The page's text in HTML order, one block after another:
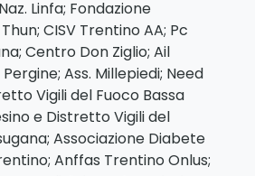
Linfa; Fondazione
CISV Trentino AA; Pc
Centro Don Ziglio; Ail
Ass. Millepiedi; Need
Vigili del Fuoco Bassa
e Distretto Vigili del
Associazione Diabete
Anffas Trentino Onlus;